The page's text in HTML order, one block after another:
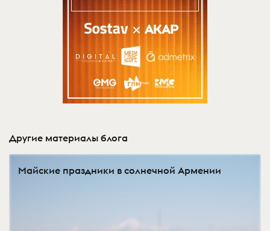
Другие материалы блога
Майские праздники в солнечной Армении